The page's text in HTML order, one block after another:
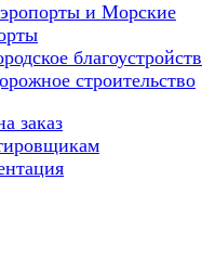
и Морские
строительство
заказ